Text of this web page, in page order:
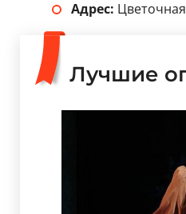
Адрес:
Лучшие